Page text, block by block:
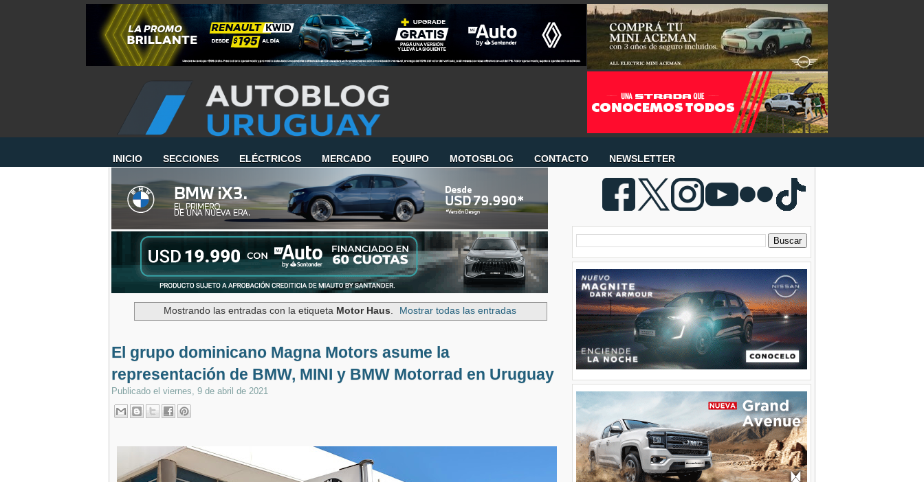
INICIO SECCIONES ELÉCTRICOS MERCADO EQUIPO MOTOSBLOG CONTACTO NEWSLETTER
Mostrando las entradas con la etiqueta Motor Haus. Mostrar todas las entradas
El grupo dominicano Magna Motors asume la
representación de BMW, MINI y BMW Motorrad en Uruguay
Publicado el viernes, 9 de abril de 2021